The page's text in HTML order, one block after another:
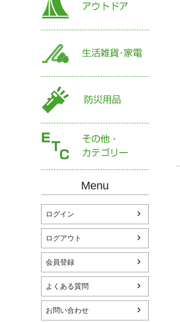
Menu
ログイン
ログアウト
会員登録
よくある質問
お問い合わせ